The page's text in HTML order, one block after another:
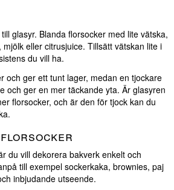
glasyr. Blanda florsocker med lite vätska,
eller citrusjuice. Tillsätt vätskan lite i
du vill ha.
och ger ett tunt lager, medan en tjockare
och ger en mer täckande yta. Är glasyren
florsocker, och är den för tjock kan du
florsocker
du vill dekorera bakverk enkelt och
till exempel sockerkaka, brownies, paj
inbjudande utseende.